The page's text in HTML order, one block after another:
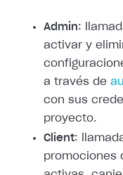
Admin:
activar y
a través de
con sus
proyecto.
Client:
promociones